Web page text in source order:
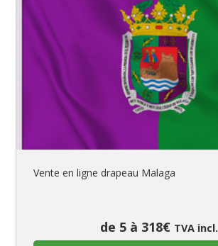
Vente en ligne drapeau Malaga
de 5 à 318€ TVA incl.